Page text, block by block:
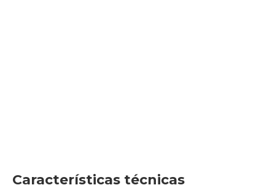
Características técnicas